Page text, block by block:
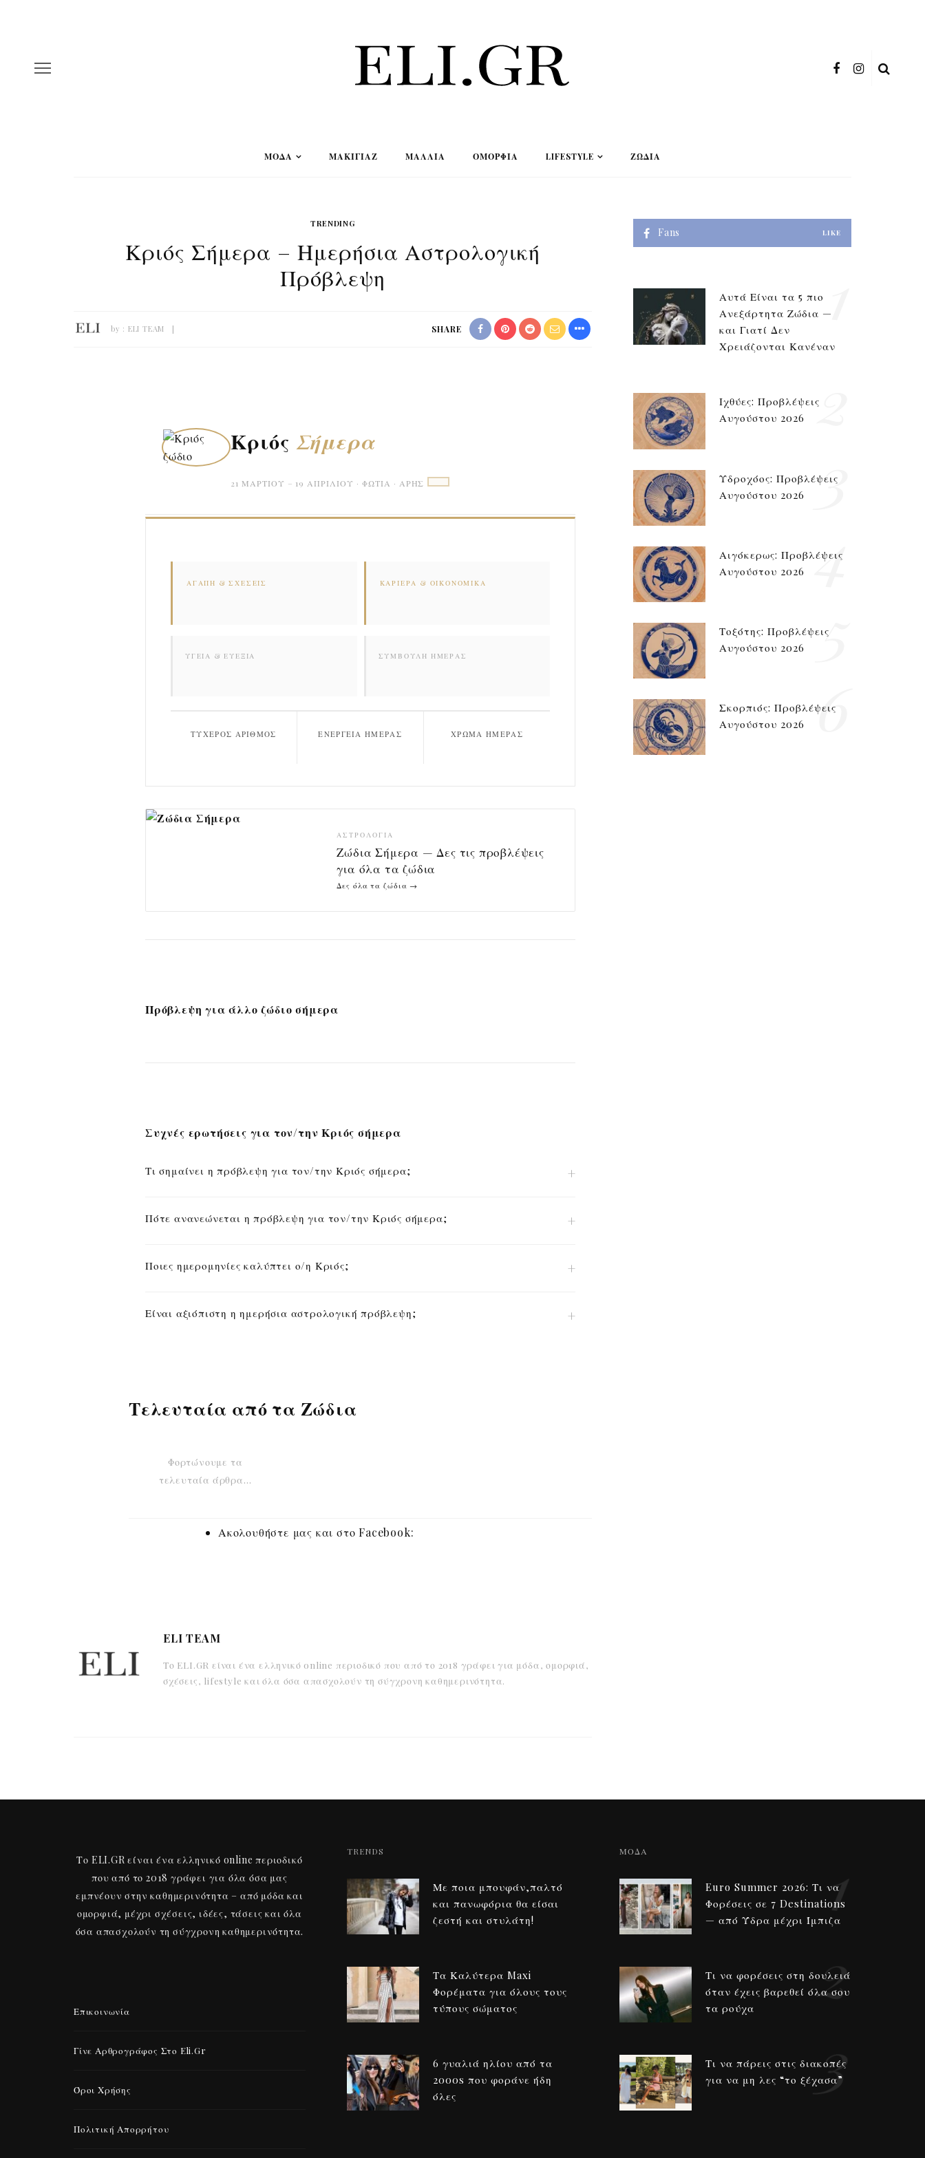
ΜΟΔΑ ΜΑΚΙΓΙΆΖ ΜΑΛΛΙΆ ΟΜΟΡΦΙΆ LIFESTYLE ΖΏΔΙΑ
TRENDING
Κριός Σήμερα – Ημερήσια Αστρολογική
Πρόβλεψη
by : ELI TEAM SHARE
Κριός Σήμερα
21 ΜΑΡΤΊΟΥ – 19 ΑΠΡΙΛΊΟΥ · ΦΩΤΙΆ · ΆΡΗΣ
ΑΓΆΠΗ & ΣΧΈΣΕΙΣ ΚΑΡΙΈΡΑ & ΟΙΚΟΝΟΜΙΚΆ
ΥΓΕΊΑ & ΕΥΕΞΊΑ ΣΥΜΒΟΥΛΉ ΗΜΈΡΑΣ
ΤΥΧΕΡΌΣ ΑΡΙΘΜΌΣ ΕΝΈΡΓΕΙΑ ΗΜΈΡΑΣ ΧΡΏΜΑ ΗΜΈΡΑΣ
ΑΣΤΡΟΛΟΓΊΑ
Ζώδια Σήμερα — Δες τις προβλέψεις
για όλα τα ζώδια
Δες όλα τα ζώδια →
Πρόβλεψη για άλλο ζώδιο σήμερα
Συχνές ερωτήσεις για τον/την Κριός σήμερα
Τι σημαίνει η πρόβλεψη για τον/την Κριός σήμερα;
Πότε ανανεώνεται η πρόβλεψη για τον/την Κριός σήμερα;
Ποιες ημερομηνίες καλύπτει ο/η Κριός;
Είναι αξιόπιστη η ημερήσια αστρολογική πρόβλεψη;
Τελευταία από τα Ζώδια
Φορτώνουμε τα
τελευταία άρθρα…
Ακολουθήστε μας και στο Facebook:
ELI TEAM
Το ELI.GR είναι ένα ελληνικό online περιοδικό που από το 2018 γράφει για μόδα, ομορφιά,
σχέσεις, lifestyle και όλα όσα απασχολούν τη σύγχρονη καθημερινότητα.
Fans LIKE
Αυτά Είναι τα 5 πιο
Ανεξάρτητα Ζώδια —
και Γιατί Δεν
Χρειάζονται Κανέναν
1
Ιχθύες: Προβλέψεις
Αυγούστου 2026
2
Υδροχόος: Προβλέψεις
Αυγούστου 2026
3
Αιγόκερως: Προβλέψεις
Αυγούστου 2026
4
Τοξότης: Προβλέψεις
Αυγούστου 2026
5
Σκορπιός: Προβλέψεις
Αυγούστου 2026
6
Το ELI.GR είναι ένα ελληνικό online περιοδικό
που από το 2018 γράφει για όλα όσα μας
εμπνέουν στην καθημερινότητα – από μόδα και
ομορφιά, μέχρι σχέσεις, ιδέες, τάσεις και όλα
όσα απασχολούν τη σύγχρονη καθημερινότητα.
Επικοινωνία
Γίνε Αρθρογράφος Στο Eli.gr
Όροι Χρήσης
Πολιτική Απορρήτου
TRENDS
Με ποια μπουφάν,παλτό
και πανωφόρια θα είσαι
ζεστή και στυλάτη!
Τα Καλύτερα Maxi
Φορέματα για όλους τους
τύπους σώματος
6 γυαλιά ηλίου από τα
2000s που φοράνε ήδη
όλες
ΜΟΔΑ
Euro Summer 2026: Τι να
Φορέσεις σε 7 Destinations
— από Ύδρα μέχρι Ίμπιζα
1
Τι να φορέσεις στη δουλειά
όταν έχεις βαρεθεί όλα σου
τα ρούχα
2
Τι να πάρεις στις διακοπές
για να μη λες “το ξέχασα”
3